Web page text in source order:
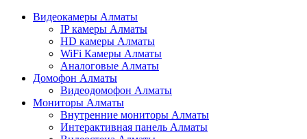
Видеокамеры Алматы
IP камеры Алматы
HD камеры Алматы
WiFi Камеры Алматы
Аналоговые Алматы
Домофон Алматы
Видеодомофон Алматы
Мониторы Алматы
Внутренние мониторы Алматы
Интерактивная панель Алматы